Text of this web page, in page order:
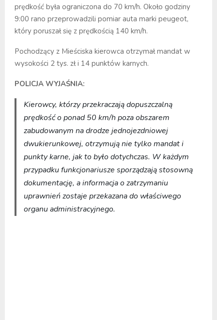
prędkość była ograniczona do 70 km/h. Około godziny
9:00 rano przeprowadzili pomiar auta marki peugeot,
który poruszał się z prędkością 140 km/h.
Pochodzący z Mieściska kierowca otrzymał mandat w
wysokości 2 tys. zł i 14 punktów karnych.
POLICJA WYJAŚNIA:
Kierowcy, którzy przekraczają dopuszczalną
prędkość o ponad 50 km/h poza obszarem
zabudowanym na drodze jednojezdniowej
dwukierunkowej, otrzymują nie tylko mandat i
punkty karne, jak to było dotychczas. W każdym
przypadku funkcjonariusze sporządzają stosowną
dokumentację, a informacja o zatrzymaniu
uprawnień zostaje przekazana do właściwego
organu administracyjnego.